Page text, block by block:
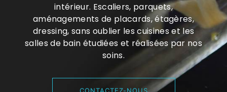
intérieur. Escaliers, parquets,
aménagements de placards, étagères,
dressing, sans oublier les cuisines et les
salles de bain étudiées et réalisées par nos
soins.